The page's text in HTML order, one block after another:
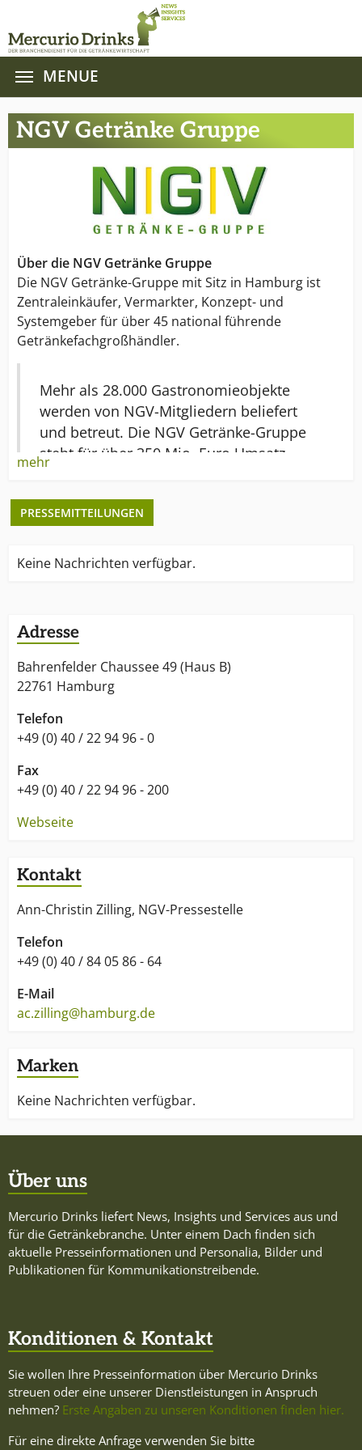
MENUE
NGV Getränke Gruppe
Über die NGV Getränke Gruppe
Die NGV Getränke-Gruppe mit Sitz in Hamburg ist
Zentraleinkäufer, Vermarkter, Konzept- und
Systemgeber für über 45 national führende
Getränkefachgroßhändler.
Mehr als 28.000 Gastronomieobjekte
werden von NGV-Mitgliedern beliefert
und betreut. Die NGV Getränke-Gruppe
steht für über 350 Mio. Euro Umsatz
für die Getränkeindustrie und
branchennahe Zulieferer ein wichtiger
mehr
PRESSEMITTEILUNGEN
Keine Nachrichten verfügbar.
Adresse
Bahrenfelder Chaussee 49 (Haus B)
22761 Hamburg
Telefon
+49 (0) 40 / 22 94 96 - 0
Fax
+49 (0) 40 / 22 94 96 - 200
Webseite
Kontakt
Ann-Christin Zilling, NGV-Pressestelle
Telefon
+49 (0) 40 / 84 05 86 - 64
E-Mail
ac.zilling@hamburg.de
Marken
Keine Nachrichten verfügbar.
Über uns
Mercurio Drinks liefert News, Insights und Services aus und
für die Getränkebranche. Unter einem Dach finden sich
aktuelle Presseinformationen und Personalia, Bilder und
Publikationen für Kommunikationstreibende.
Konditionen & Kontakt
Sie wollen Ihre Presseinformation über Mercurio Drinks
streuen oder eine unserer Dienstleistungen in Anspruch
nehmen? Erste Angaben zu unseren Konditionen finden hier.
Für eine direkte Anfrage verwenden Sie bitte